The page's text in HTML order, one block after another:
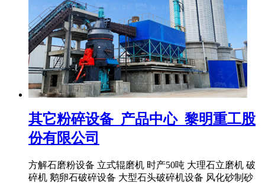
其它粉碎设备_产品中心_黎明重工股
份有限公司
方解石磨粉设备 立式辊磨机 时产50吨 大理石立磨机 破
碎机 鹅卵石破碎设备 大型石头破碎机设备 风化砂制砂